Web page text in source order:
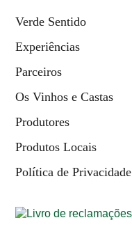
Verde Sentido
Experiências
Parceiros
Os Vinhos e Castas
Produtores
Produtos Locais
Política de Privacidade